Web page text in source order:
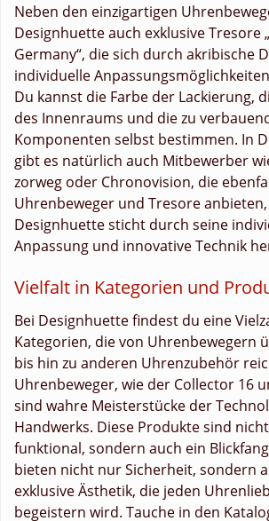
Neben den einzigartigen
Designhuette auch exklusive Tresore
Germany“, die sich durch akribische
individuelle
Du kannst die Farbe der Lackierung,
des Innenraums und die zu
Komponenten selbst bestimmen. In
gibt es natürlich auch Mitbewerber
zorweg oder Chronovision, die
Uhrenbeweger und Tresore
Designhuette sticht durch seine
Anpassung und innovative Technik
Vielfalt in Kategorien und
Bei Designhuette findest du eine
Kategorien, die von Uhrenbewegern
bis hin zu anderen Uhrenzubehör
Uhrenbeweger, wie der Collector 16
sind wahre Meisterstücke der
Handwerks. Diese Produkte sind
funktional, sondern auch ein
bieten nicht nur Sicherheit, sondern
exklusive Ästhetik, die jeden
begeistern wird. Tauche in den